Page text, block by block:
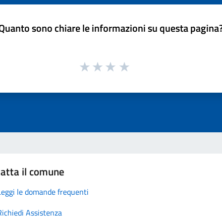
sono chiare le informazioni su questa
il comune
le domande frequenti
Assistenza